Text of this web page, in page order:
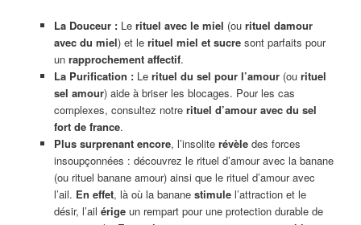
La Douceur :Le rituel avec le miel (ou rituel damour
avec du miel) et le rituel miel et sucresont parfaits pour
un rapprochement affectif.
La Purification :Le rituel du sel pour l’amour(ou rituel
sel amour) aide à briser les blocages. Pour les cas
complexes, consultez notre rituel d’amour avec du sel
fort de france.
Plus surprenant encore, l’insolite révèledes forces
insoupçonnées : découvrez le rituel d’amour avec la banane
(ou rituel banane amour) ainsi que le rituel d’amour avec
l’ail. En effet, là où la banane stimulel’attraction et le
désir, l’ail érigeun rempart pour une protection durable de